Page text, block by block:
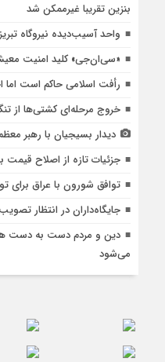
بنزین تقریبا غیرممکن شد
واحد آسیب‌دیده نیروگاه
«سی‌ان‌جی» کلید امنیت
رأفت اسلامی حاکم است اما
خروج مرحله‌ای کشتی‌ها از
دیدار بسیجیان با رهبر
جزئیات تازه از اصلاح قیمت
توافق شورون با عراق برای
جایگاه‌داران در انتظار
دین و مردم دست به‌ دست
می‌شود